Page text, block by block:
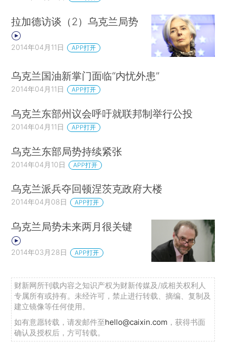
拉加德访谈（2）乌克兰局势
2014年04月11日 APP打开
乌克兰国油新掌门面临“内忧外患”
2014年04月11日 APP打开
乌克兰东部州议会呼吁就联邦制举行公投
2014年04月11日 APP打开
乌克兰东部局势持续紧张
2014年04月10日 APP打开
乌克兰派兵夺回顿涅茨克政府大楼
2014年04月08日 APP打开
乌克兰局势未来两月很关键
2014年03月28日 APP打开
财新网所刊载内容之知识产权为财新传媒及/或相关权利人
专属所有或持有。未经许可，禁止进行转载、摘编、复制及
建立镜像等任何使用。
如有意愿转载，请发邮件至hello@caixin.com ，获得书面
确认及授权后，方可转载。